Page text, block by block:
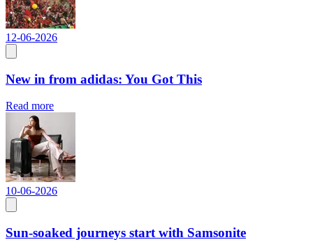
12-06-2026
New in from adidas: You Got This
Read more
10-06-2026
Sun-soaked journeys start with Samsonite